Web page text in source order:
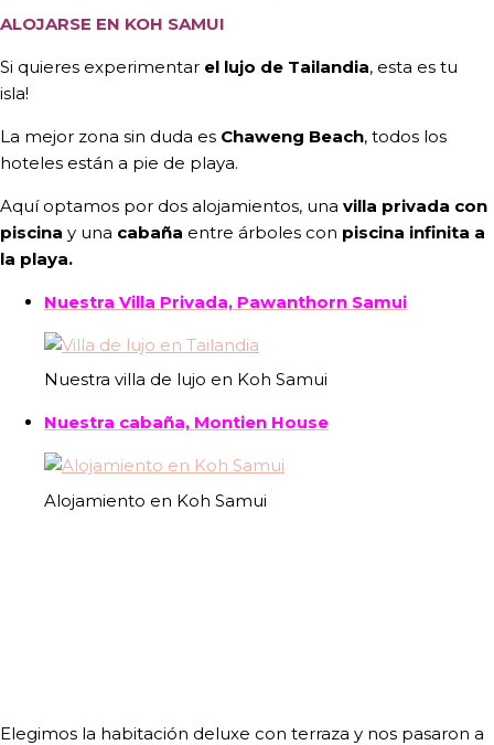
ALOJARSE EN KOH SAMUI
Si quieres experimentar el lujo de Tailandia, esta es tu
isla!
La mejor zona sin duda es Chaweng Beach, todos los
hoteles están a pie de playa.
Aquí optamos por dos alojamientos, una villa privada con
piscina y una cabaña entre árboles con piscina infinita a
la playa.
Nuestra Villa Privada, Pawanthorn Samui
Nuestra villa de lujo en Koh Samui
Nuestra cabaña, Montien House
Alojamiento en Koh Samui
Elegimos la habitación deluxe con terraza y nos pasaron a